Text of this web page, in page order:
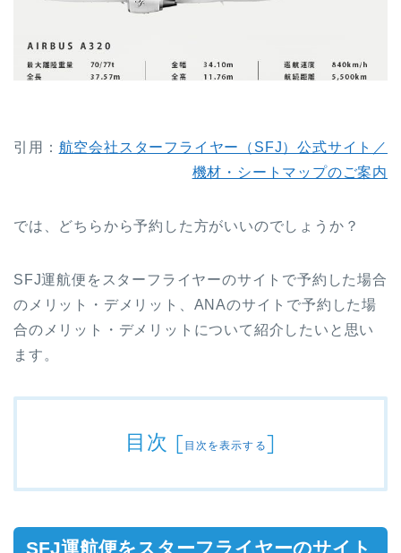
引用： 航空会社スターフライヤー（SFJ）公式サイト／
機材・シートマップのご案内
では、どちらから予約した方がいいのでしょうか？
SFJ運航便をスターフライヤーのサイトで予約した場合
のメリット・デメリット、ANAのサイトで予約した場
合のメリット・デメリットについて紹介したいと思い
ます。
目次 [目次を表示する]
SFJ運航便をスターフライヤーのサイト